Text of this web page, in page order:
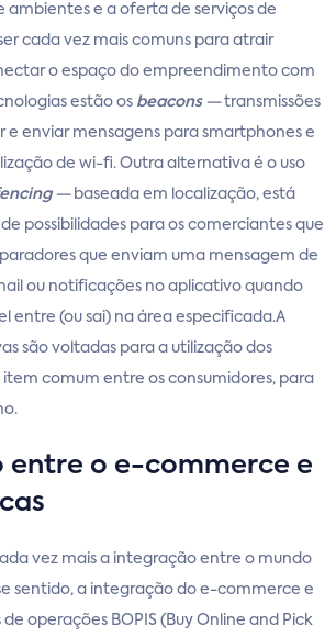
ambientes e a oferta de serviços de
cada vez mais comuns para atrair
o espaço do empreendimento com
estão os beacons—transmissões
e enviar mensagens para smartphones e
de wi-fi. Outra alternativa é o uso
—baseada em localização, está
possibilidades para os comerciantes que
que enviam uma mensagem de
ou notificações no aplicativo quando
entre (ou sai) na área especificada.A
são voltadas para a utilização dos
item comum entre os consumidores, para
entre o e-commerce e
vez mais a integração entre o mundo
sentido, a integração do e-commerce e
operações BOPIS (Buy Online and Pick